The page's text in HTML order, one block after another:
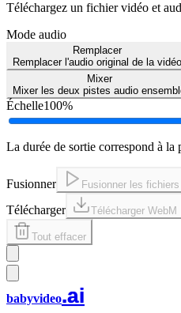
Téléchargez un fichier vidéo et
Mode audio
Remplacer
Remplacer l'audio original de la vidéo
Mixer
Mixer les deux pistes audio
Échelle100%
La durée de sortie correspond à la
Fusionner Fusionner les fichiers
Télécharger Télécharger WebM
Tout effacer
babyvideo.ai